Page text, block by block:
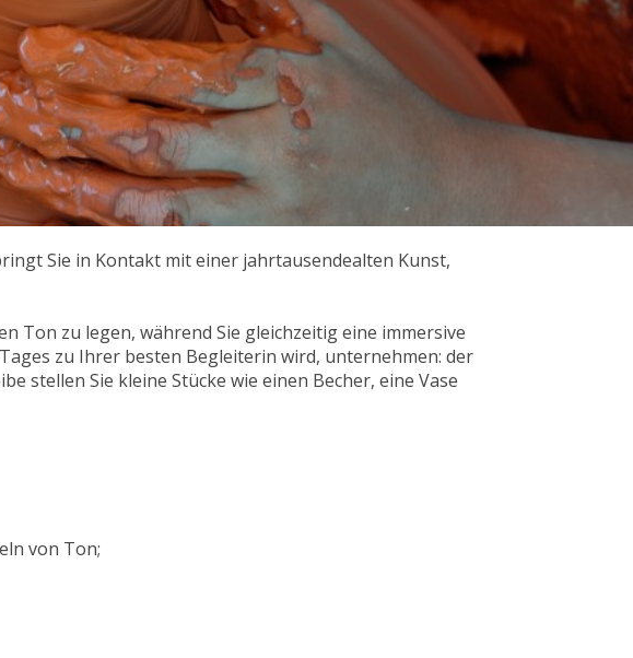
Sie in Kontakt mit einer jahrtausendealten Kunst,
Ton zu legen, während Sie gleichzeitig eine immersive
zu Ihrer besten Begleiterin wird, unternehmen: der
stellen Sie kleine Stücke wie einen Becher, eine Vase
von Ton;